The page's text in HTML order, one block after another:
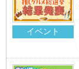
イベント